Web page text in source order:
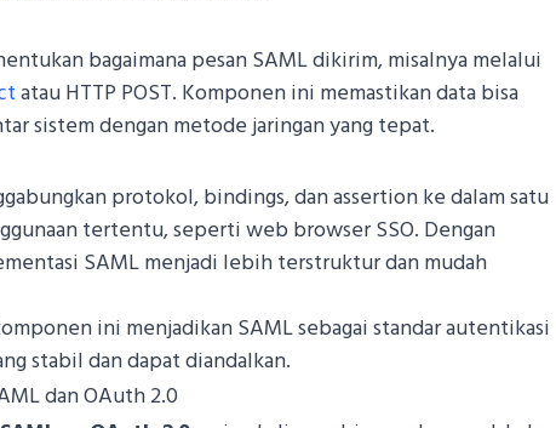
bagaimana pesan SAML dikirim, misalnya melalui
atau HTTP POST. Komponen ini memastikan data bisa
sistem dengan metode jaringan yang tepat.
protokol, bindings, dan assertion ke dalam satu
tertentu, seperti web browser SSO. Dengan
SAML menjadi lebih terstruktur dan mudah
ini menjadikan SAML sebagai standar autentikasi
stabil dan dapat diandalkan.
dan OAuth 2.0